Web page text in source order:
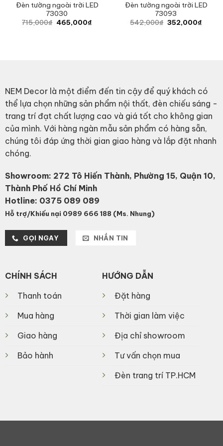
Đèn tường ngoài trời LED
73030
715,000₫ Original
price
465,000₫Current
Đèn tường ngoài trời LED
73093
542,000₫ Original
price
352,000₫
NEM Decor là một điểm đến tin cậy để quý khách có
thể lựa chọn những sản phẩm nội thất, đèn chiếu sáng -
trang trí đạt chất lượng cao và giá tốt cho không gian
của mình. Với hàng ngàn mẫu sản phẩm có hàng sẵn,
chúng tôi đáp ứng thời gian giao hàng và lắp đặt nhanh
chóng.
Showroom: 272 Tô Hiến Thành, Phường 15, Quận 10,
Thành Phố Hồ Chí Minh
Hotline: 0375 089 089
Hỗ trợ/Khiếu nại 0989 666 188 (Ms. Nhung)
GỌI NGAY NHẮN TIN
CHÍNH SÁCH
Thanh toán
Mua hàng
Giao hàng
Bảo hành
HƯỚNG DẪN
Đặt hàng
Thời gian làm việc
Địa chỉ showroom
Tư vấn chọn mua
Đèn trang trí TP.HCM